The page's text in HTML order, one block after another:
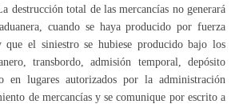
destrucción total de las mercancías no generará
cuando se haya producido por fuerza
el siniestro se hubiese producido bajo los
transbordo, admisión temporal, depósito
en lugares autorizados por la administración
de mercancías y se comunique por escrito a